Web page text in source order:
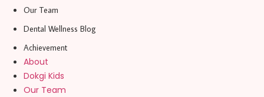
Our Team
Dental Wellness Blog
Achievement
About
Dokgi Kids
Our Team